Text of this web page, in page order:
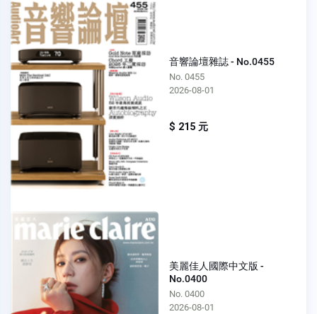
音響論壇雜誌 - No.0455
No. 0455
2026-08-01
$ 215 元
美麗佳人國際中文版 -
No.0400
No. 0400
2026-08-01